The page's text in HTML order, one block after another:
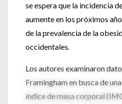
se espera que la incidencia
aumente en los próximos
de la prevalencia de la
occidentales.
Los autores examinaron
Framingham en busca de
índice de masa corporal